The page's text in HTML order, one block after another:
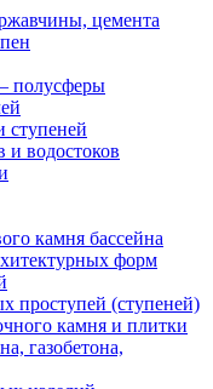
цемента
полусферы
ступеней
водостоков
камня бассейна
форм
проступей (ступеней)
камня и плитки
газобетона,